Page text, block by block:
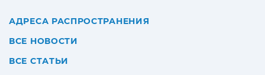
АДРЕСА РАСПРОСТРАНЕНИЯ
ВСЕ НОВОСТИ
ВСЕ СТАТЬИ